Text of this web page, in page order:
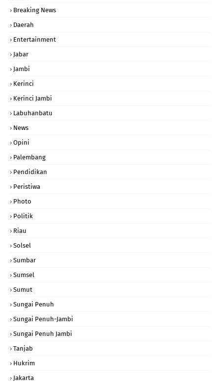
Breaking News
Daerah
Entertainment
Jabar
Jambi
Kerinci
Kerinci Jambi
Labuhanbatu
News
Opini
Palembang
Pendidikan
Peristiwa
Photo
Politik
Riau
Solsel
Sumbar
Sumsel
Sumut
Sungai Penuh
Sungai Penuh-Jambi
Sungai Penuh Jambi
Tanjab
Hukrim
Jakarta